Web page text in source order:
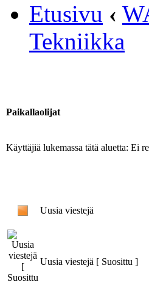
Etusivu ‹
Tekniikka
Paikallaolijat
Käyttäjiä lukemassa tätä aluetta: Ei
Uusia viestejä
Uusia viestejä [ Suosittu ]